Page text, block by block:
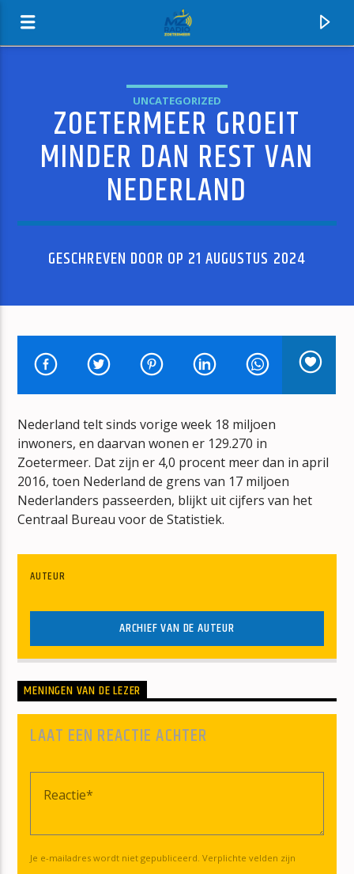
MZ-RADIO
HUIDIG NUMMER
VOOR DE WEKKER WAKKER
ERIK VAN VLIET
mz-radio
UNCATEGORIZED
ZOETERMEER GROEIT
MINDER DAN REST VAN
NEDERLAND
GESCHREVEN DOOR OP 21 AUGUSTUS 2024
Nederland telt sinds vorige week 18 miljoen
inwoners, en daarvan wonen er 129.270 in
Zoetermeer. Dat zijn er 4,0 procent meer dan in april
2016, toen Nederland de grens van 17 miljoen
Nederlanders passeerden, blijkt uit cijfers van het
Centraal Bureau voor de Statistiek.
AUTEUR
ARCHIEF VAN DE AUTEUR
MENINGEN VAN DE LEZER
LAAT EEN REACTIE ACHTER
Je e-mailadres wordt niet gepubliceerd. Verplichte velden zijn